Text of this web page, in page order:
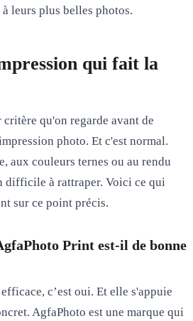
leurs plus belles photos.
qui fait la
qu'on regarde avant de
photo. Et c'est normal.
aux couleurs ternes ou au rendu
difficile à rattraper. Voici ce qui
sur ce point précis.
Print est-il de bonne
c’est oui. Et elle s'appuie
AgfaPhoto est une marque qui